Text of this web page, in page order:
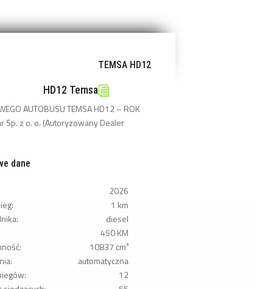
TEMSA HD12
HD12 Temsai
AUTOBUSU TEMSA HD12 – ROK
Sp. z o. o. (Autoryzowany Dealer
dane
2026
1 km
diesel
450 KM
10837 cm³
automatyczna
12